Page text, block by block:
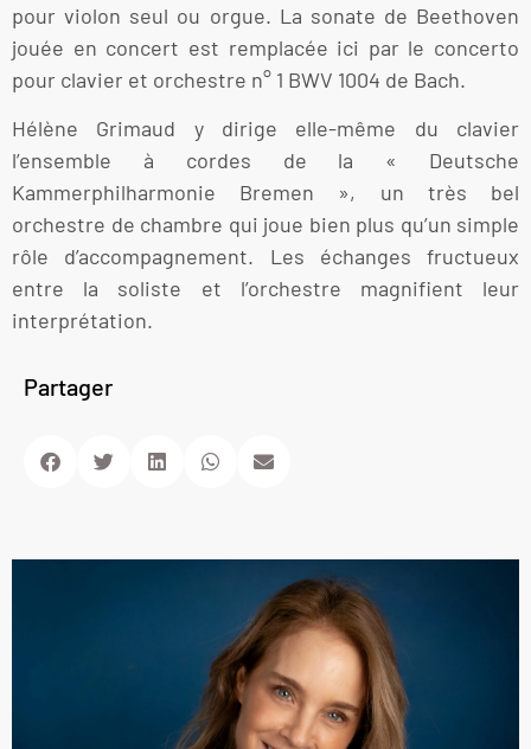
pour violon seul ou orgue. La sonate de Beethoven
jouée en concert est remplacée ici par le concerto
pour clavier et orchestre n° 1 BWV 1004 de Bach.
Hélène Grimaud y dirige elle-même du clavier
l’ensemble à cordes de la « Deutsche
Kammerphilharmonie Bremen », un très bel
orchestre de chambre qui joue bien plus qu’un simple
rôle d’accompagnement. Les échanges fructueux
entre la soliste et l’orchestre magnifient leur
interprétation.
Partager